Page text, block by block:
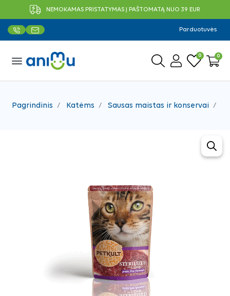
NEMOKAMAS PRISTATYMAS Į PAŠTOMATĄ NUO 39 EUR
Parduotuvės
menu 0 0
Pagrindinis Katėms Sausas maistas ir konservai